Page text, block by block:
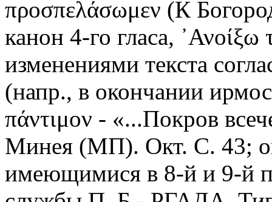
προσπελάσωμεν (К
канон 4-го гласа,
изменениями текста
(напр., в окончании
πάντιμον - «...Покров
Минея (МП). Окт. С. 43;
имеющимися в 8-й и 9-й